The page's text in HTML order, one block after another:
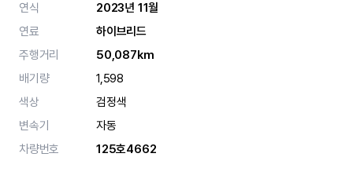
연식
2023년 11월
연료
하이브리드
주행거리
50,087km
배기량
1,598
색상
검정색
변속기
자동
차량번호
125호4662